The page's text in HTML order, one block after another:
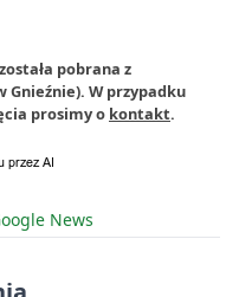
pobrana z
Gnieźnie). W przypadku
prosimy o kontakt.
News